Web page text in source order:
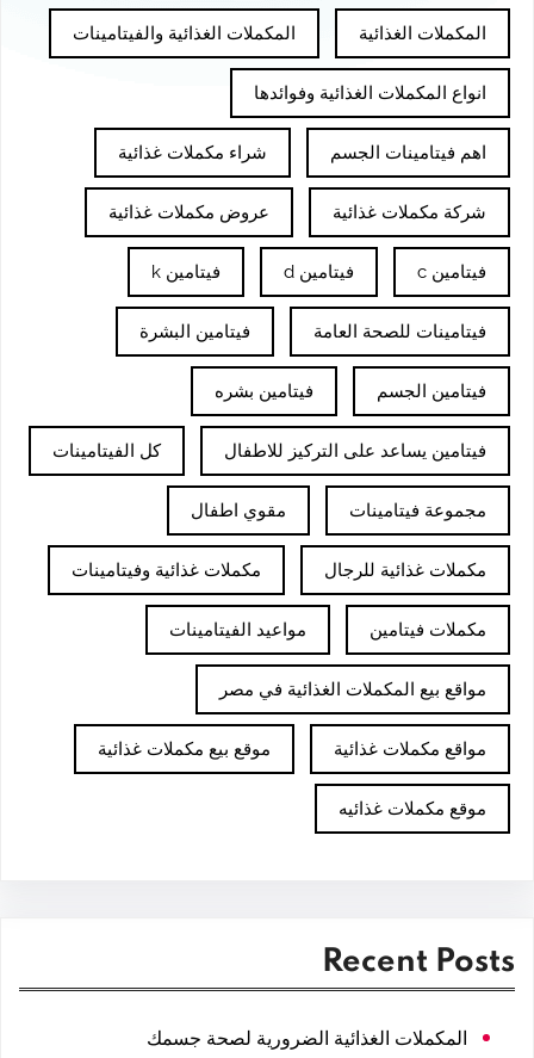
المكملات الغذائية المكملات الغذائية والفيتامينات
انواع المكملات الغذائية وفوائدها
اهم فيتامينات الجسم شراء مكملات غذائية
شركة مكملات غذائية عروض مكملات غذائية
فيتامين c فيتامين d فيتامين k
فيتامينات للصحة العامة فيتامين البشرة
فيتامين الجسم فيتامين بشره
فيتامين يساعد على التركيز للاطفال كل الفيتامينات
مجموعة فيتامينات مقوي اطفال
مكملات غذائية للرجال مكملات غذائية وفيتامينات
مكملات فيتامين مواعيد الفيتامينات
مواقع بيع المكملات الغذائية في مصر
مواقع مكملات غذائية موقع بيع مكملات غذائية
موقع مكملات غذائيه
Recent Posts
المكملات الغذائية الضرورية لصحة جسمك